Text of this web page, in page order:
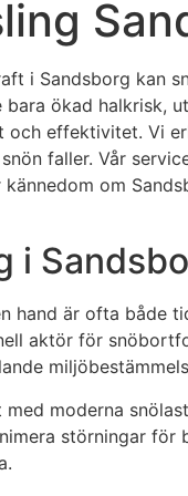
i Sandsborg kan
bara ökad halkrisk,
och effektivitet. Vi
faller. Vår
om
i
hand är ofta både
aktör för
moderna
störningar för